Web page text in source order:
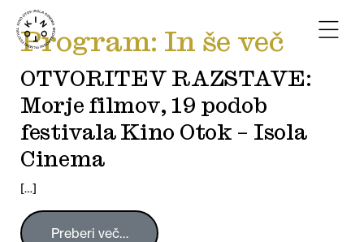
Program: In še več
OTVORITEV RAZSTAVE:
Morje filmov, 19 podob
festivala Kino Otok – Isola
Cinema
[…]
Preberi več…